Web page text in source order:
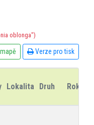
oblonga")
Verze pro tisk
Lokalita Druh Rok